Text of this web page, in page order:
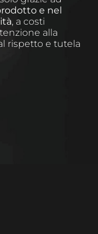
e nel
, a costi
alla
rispetto e tutela